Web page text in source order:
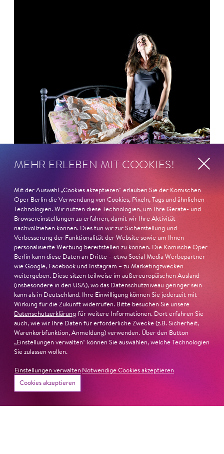
26. Juni 2026
Ambur Braid für DER FAUST
nominiert
Ambur Braidist für den Deutschen Theaterpreis DER
FAUST nominiert in der Kategorie »Darsteller:in
Musiktheater«. Ihr eindrucksvolles Rollendebüt als
Katerina Lwowna Ismailowa in Barrie KoskysLady
Macbeth von Mzensk
Mitleiden heraus – niemand im Saal bliebe teilnahmslos
zurück, lobt die Jury Ambur Braids stimmliche Wucht
MEHR ERLEBEN MIT COOKIES!
Mit der Auswahl „Cookies akzeptieren“ erlauben Sie der Komischen
Oper Berlin die Verwendung von Cookies, Pixeln, Tags und ähnlichen
Technologien. Wir nutzen diese Technologien, um Ihre Geräte- und
Browsereinstellungen zu erfahren, damit wir Ihre Aktivität
nachvollziehen können. Dies tun wir zur Sicherstellung und
Verbesserung der Funktionalität der Website sowie um Ihnen
personalisierte Werbung bereitstellen zu können. Die Komische Oper
Berlin kann diese Daten an Dritte – etwa Social Media Werbepartner
wie Google, Facebook und Instagram – zu Marketingzwecken
weitergeben. Diese sitzen teilweise im außereuropäischen Ausland
(insbesondere in den USA), wo das Datenschutzniveau geringer sein
kann als in Deutschland. Ihre Einwilligung können Sie jederzeit mit
Wirkung für die Zukunft widerrufen. Bitte besuchen Sie unsere
Datenschutzerklärung für weitere Informationen. Dort erfahren Sie
auch, wie wir Ihre Daten für erforderliche Zwecke (z.B. Sicherheit,
Warenkorbfunktion, Anmeldung) verwenden. Über den Button
„Einstellungen verwalten“ können Sie auswählen, welche Technologien
Sie zulassen wollen.
Einstellungen verwalten Notwendige Cookies akzeptieren
Cookies akzeptieren